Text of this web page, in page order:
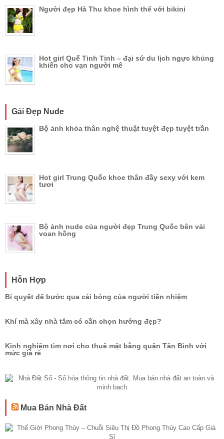
Người đẹp Hà Thu khoe hình thể với bikini
Hot girl Quế Tinh Tinh – đại sứ du lịch ngực khủng
khiến cho vạn người mê
Gái Đẹp Nude
Bộ ảnh khỏa thân nghệ thuật tuyệt đẹp tuyệt trần
Hot girl Trung Quốc khoe thân đầy sexy với kem
tươi
Bộ ảnh nude của người đẹp Trung Quốc bên vải
voan hồng
Hỗn Hợp
Bí quyết để bước qua cái bóng của người tiền nhiệm
Khí mà xây nhà tắm có cần chọn hướng đẹp?
Kinh nghiệm tìm nơi cho thuê mặt bằng quận Tân Bình với
mức giá rẻ
Mua Bán Nhà Đất